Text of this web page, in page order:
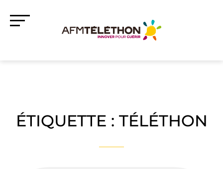
ÉTIQUETTE : TÉLÉTHON